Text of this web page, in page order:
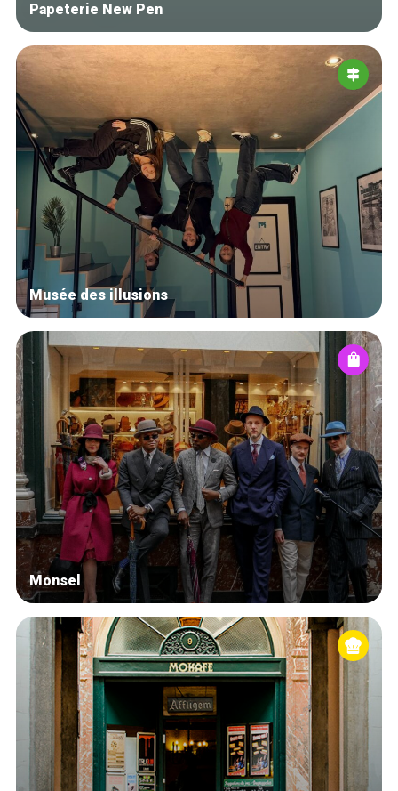
Papeterie New Pen
Musée des illusions
Monsel